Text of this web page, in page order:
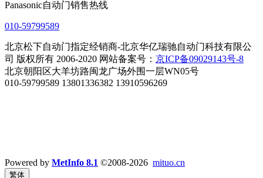
Panasonic自动门销售热线
010-59799589
北京松下自动门指定经销商-北京华亿瑞驰自动门科技有限公
司 版权所有 2006-2020 网站备案号： 京ICP备09029143号-8
北京朝阳区大羊坊路闽龙广场外围一层WN05号
010-59799589 13801336382 13910596269
Powered by MetInfo 8.1 ©2008-2026 mituo.cn
繁体